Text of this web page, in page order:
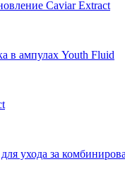
Caviar Extract
в ампулах Youth Fluid
ухода за